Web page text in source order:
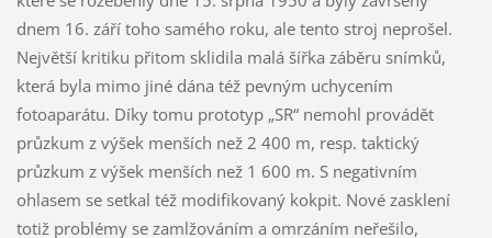
dnem 16. září toho samého roku, ale tento stroj neprošel.
Největší kritiku přitom sklidila malá šířka záběru snímků,
která byla mimo jiné dána též pevným uchycením
fotoaparátu. Díky tomu prototyp „SR“ nemohl provádět
průzkum z výšek menších než 2 400 m, resp. taktický
průzkum z výšek menších než 1 600 m. S negativním
ohlasem se setkal též modifikovaný kokpit. Nové zasklení
totiž problémy se zamlžováním a omrzáním neřešilo,